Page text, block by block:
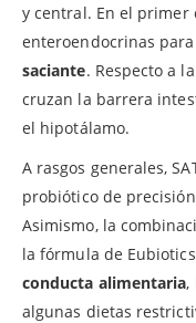
y central. En el primer
enteroendocrinas
saciante. Respecto a
cruzan la barrera
el hipotálamo.
A rasgos generales,
probiótico de
Asimismo, la
la fórmula de
conducta alimentaria,
algunas dietas